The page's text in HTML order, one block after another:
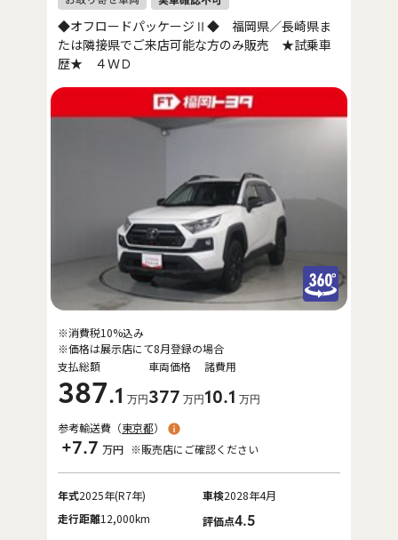
◆オフロードパッケージⅡ◆ 福岡県／長崎県ま
たは隣接県でご来店可能な方のみ販売 ★試乗車
歴★ ４ＷＤ
支払総額
387.1 万円
車両価格
377 万円
諸費用
10.1 万円
※消費税10%込み
※価格は展示店にて8月登録の場合
参考輸送費（東京都）
+7.7 万円 ※販売店にご確認ください
年式2025年(R7年) 車検2028年4月
走行距離12,000km 評価点4.5